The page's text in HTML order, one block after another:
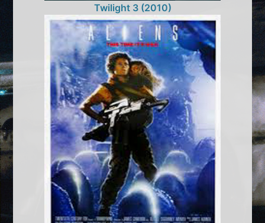
Twilight 3 (2010)